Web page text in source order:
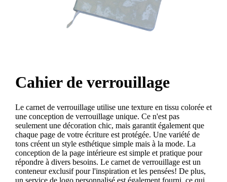
Cahier de verrouillage
Le carnet de verrouillage utilise une texture en tissu colorée et
une conception de verrouillage unique. Ce n'est pas
seulement une décoration chic, mais garantit également que
chaque page de votre écriture est protégée. Une variété de
tons créent un style esthétique simple mais à la mode. La
conception de la page intérieure est simple et pratique pour
répondre à divers besoins. Le carnet de verrouillage est un
conteneur exclusif pour l'inspiration et les pensées! De plus,
un service de logo personnalisé est également fourni, ce qui